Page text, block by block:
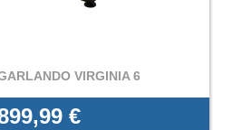
VIRGINIA 6
€